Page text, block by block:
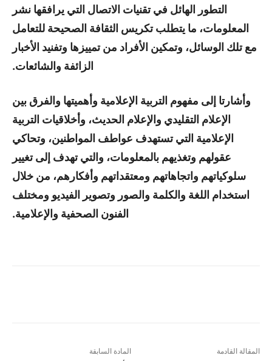
التطور الهائل في تقنيات الاتصال التي يرافقها نشر
المعلومات، ما يتطلب تكريس الثقافة الصحيحة للتعامل
مع تلك الوسائل، وتمكين الأفراد من تمييزها وتفنيد الأخبار
الزائفة والشائعات.
وأشارتا إلى مفهوم التربية الإعلامية وأهميتها والفرق بين
الإعلام التقليدي والإعلام الحديث، وأخلاقيات التربية
الإعلامية التي تستهدف عواطف المواطنين، وتحاكي
عقولهم وتغذيهم بالمعلومات، والتي تهدف إلى تغيير
سلوكياتهم واتجاهاتهم ومعتقداتهم وأفكارهم، من خلال
استخدام اللغة والكلمة والصور وتصوير الفيديو ومختلف
الفنون الصحفية والإعلامية.
المادة السابقة المقالة القادمة